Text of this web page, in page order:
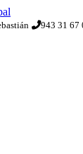
943 31 67